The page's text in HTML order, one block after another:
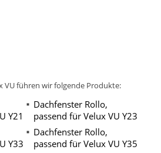
VU führen wir folgende Produkte:
Y21
Dachfenster Rollo,
passend für Velux VU Y23
Y33
Dachfenster Rollo,
passend für Velux VU Y35